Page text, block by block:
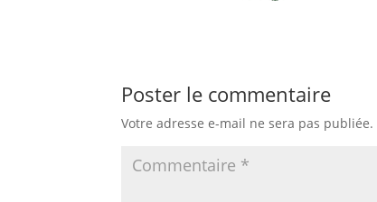
Poster le commentaire
Votre adresse e-mail ne sera pas publiée.